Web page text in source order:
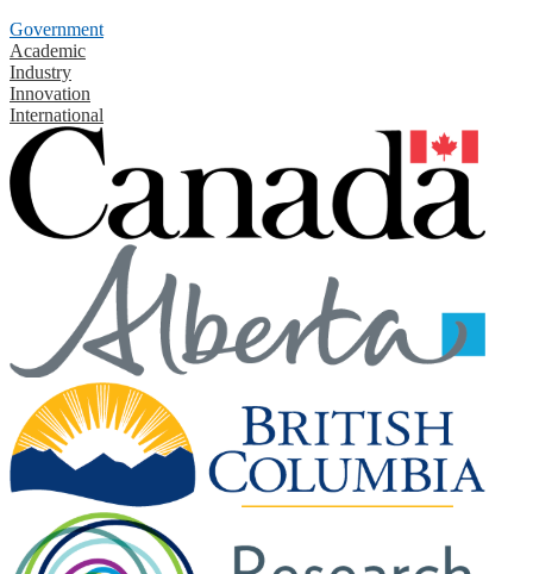
Government
Academic
Industry
Innovation
International